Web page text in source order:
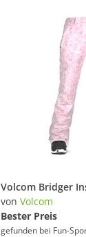
von Volcom
Bester Preis
gefunden bei Fun-